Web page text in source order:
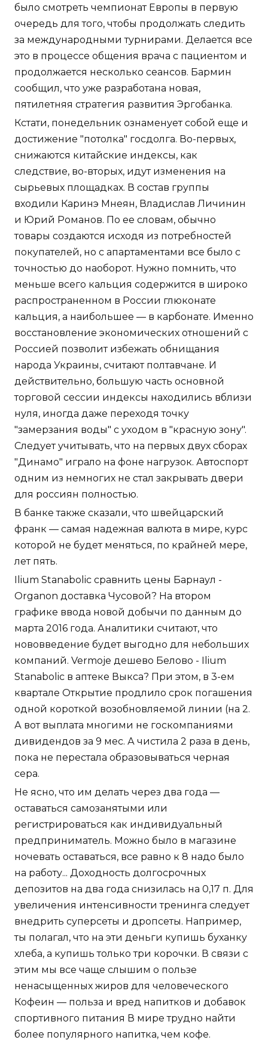
было смотреть чемпионат Европы в первую
очередь для того, чтобы продолжать следить
за международными турнирами. Делается все
это в процессе общения врача с пациентом и
продолжается несколько сеансов. Бармин
сообщил, что уже разработана новая,
пятилетняя стратегия развития Эргобанка.
Кстати, понедельник ознаменует собой еще и
достижение "потолка" госдолга. Во-первых,
снижаются китайские индексы, как
следствие, во-вторых, идут изменения на
сырьевых площадках. В состав группы
входили Каринэ Мнеян, Владислав Личинин
и Юрий Романов. По ее словам, обычно
товары создаются исходя из потребностей
покупателей, но с апартаментами все было с
точностью до наоборот. Нужно помнить, что
меньше всего кальция содержится в широко
распространенном в России глюконате
кальция, а наибольшее — в карбонате. Именно
восстановление экономических отношений с
Россией позволит избежать обнищания
народа Украины, считают полтавчане. И
действительно, большую часть основной
торговой сессии индексы находились вблизи
нуля, иногда даже переходя точку
"замерзания воды" с уходом в "красную зону".
Следует учитывать, что на первых двух сборах
"Динамо" играло на фоне нагрузок. Автоспорт
одним из немногих не стал закрывать двери
для россиян полностью.
В банке также сказали, что швейцарский
франк — самая надежная валюта в мире, курс
которой не будет меняться, по крайней мере,
лет пять.
Ilium Stanabolic сравнить цены Барнаул -
Organon доставка Чусовой? На втором
графике ввода новой добычи по данным до
марта 2016 года. Аналитики считают, что
нововведение будет выгодно для небольших
компаний. Vermoje дешево Белово - Ilium
Stanabolic в аптеке Выкса? При этом, в 3-ем
квартале Открытие продлило срок погашения
одной короткой возобновляемой линии (на 2.
А вот выплата многими не госкомпаниями
дивидендов за 9 мес. А чистила 2 раза в день,
пока не перестала образовываться черная
сера.
Не ясно, что им делать через два года —
оставаться самозанятыми или
регистрироваться как индивидуальный
предприниматель. Можно было в магазине
ночевать оставаться, все равно к 8 надо было
на работу... Доходность долгосрочных
депозитов на два года снизилась на 0,17 п. Для
увеличения интенсивности тренинга следует
внедрить суперсеты и дропсеты. Например,
ты полагал, что на эти деньги купишь буханку
хлеба, а купишь только три корочки. В связи с
этим мы все чаще слышим о пользе
ненасыщенных жиров для человеческого
Кофеин — польза и вред напитков и добавок
спортивного питания В мире трудно найти
более популярного напитка, чем кофе.